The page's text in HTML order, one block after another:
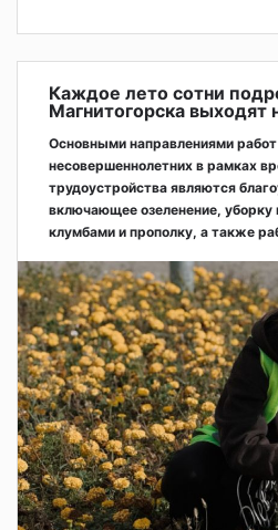
Каждое лето сотни
Магнитогорска выходят
Основными направлениями
несовершеннолетних в рамках
трудоустройства являются
включающее озеленение, уборку
клумбами и прополку, а также